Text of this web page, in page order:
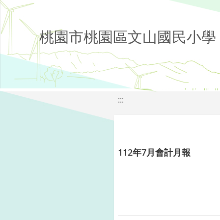
桃園市桃園區文山國民小學
:::
112年7月會計月報